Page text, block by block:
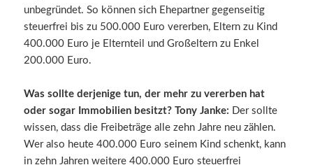
unbegründet. So können sich Ehepartner gegenseitig
steuerfrei bis zu 500.000 Euro vererben, Eltern zu Kind
400.000 Euro je Elternteil und Großeltern zu Enkel
200.000 Euro.
Was sollte derjenige tun, der mehr zu vererben hat
oder sogar Immobilien besitzt? Tony Janke: Der sollte
wissen, dass die Freibeträge alle zehn Jahre neu zählen.
Wer also heute 400.000 Euro seinem Kind schenkt, kann
in zehn Jahren weitere 400.000 Euro steuerfrei